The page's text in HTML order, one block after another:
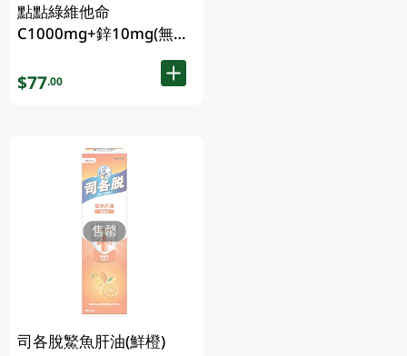
點點綠維他命
C1000mg+鋅10mg(無糖
$77.00
售罄
司各脫鰵魚肝油(鮮橙)